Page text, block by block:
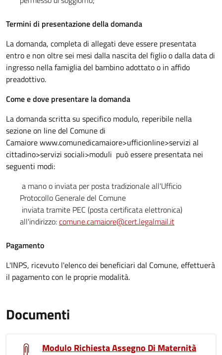
Termini di presentazione della domanda
La domanda, completa di allegati deve essere presentata
entro e non oltre sei mesi dalla nascita del figlio o dalla data di
ingresso nella famiglia del bambino adottato o in affido
preadottivo.
Come e dove presentare la domanda
La domanda scritta su specifico modulo, reperibile nella
sezione on line del Comune di
Camaiore www.comunedicamaiore>ufficionline>servizi al
cittadino>servizi sociali>moduli può essere presentata nei
seguenti modi:
a mano o inviata per posta tradizionale all'Ufficio
Protocollo Generale del Comune
inviata tramite PEC (posta certificata elettronica)
all'indirizzo:comune.camaiore@cert.legalmail.it
Pagamento
L'INPS, ricevuto l'elenco dei beneficiari dal Comune, effettuerà
il pagamento con le proprie modalità.
Documenti
Modulo Richiesta Assegno Di Maternità